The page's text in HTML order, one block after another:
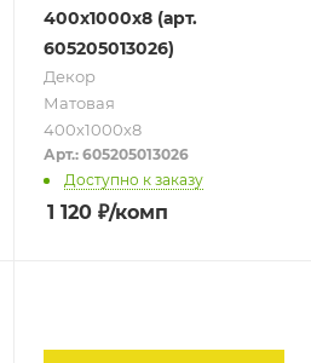
400х1000х8 (арт.
605205013026)
Декор
Матовая
400х1000х8
Доступно к заказу
Арт.: 605205013026
1 120₽/комп